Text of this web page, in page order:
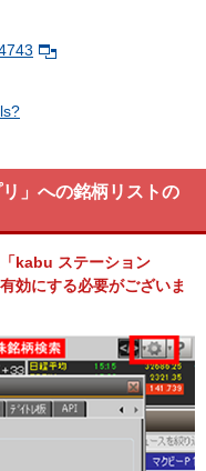
」への銘柄リストの
kabu ステーション
効にする必要がございま